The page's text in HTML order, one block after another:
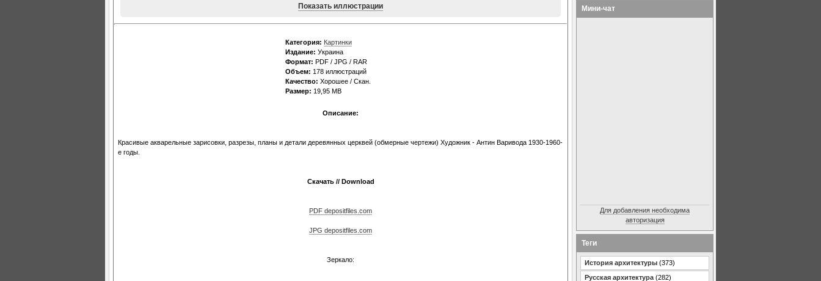
Показать иллюстрации
Категория: Картинки
Издание: Украина
Формат: PDF / JPG / RAR
Объем: 178 иллюстраций
Качество: Хорошее / Скан.
Размер: 19,95 MB
Описание:
Красивые акварельныe зарисовки, разрезы, планы и детали деревянных церквей (обмерные чертежи) Художник - Антин Варивода 1930-1960-
e годы.
Скачать // Download
PDF depositfiles.com
JPG depositfiles.com
Зеркало:
Мини-чат
Для добавления необходима
авторизация
Теги
История архитектуры (373)
Русская архитектура (282)